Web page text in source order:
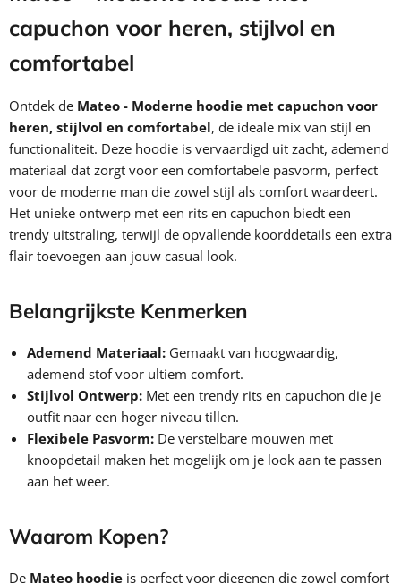
capuchon voor heren, stijlvol en
comfortabel
Ontdek de Mateo - Moderne hoodie met capuchon voor
heren, stijlvol en comfortabel, de ideale mix van stijl en
functionaliteit. Deze hoodie is vervaardigd uit zacht, ademend
materiaal dat zorgt voor een comfortabele pasvorm, perfect
voor de moderne man die zowel stijl als comfort waardeert.
Het unieke ontwerp met een rits en capuchon biedt een
trendy uitstraling, terwijl de opvallende koorddetails een extra
flair toevoegen aan jouw casual look.
Belangrijkste Kenmerken
Ademend Materiaal: Gemaakt van hoogwaardig,
ademend stof voor ultiem comfort.
Stijlvol Ontwerp: Met een trendy rits en capuchon die je
outfit naar een hoger niveau tillen.
Flexibele Pasvorm: De verstelbare mouwen met
knoopdetail maken het mogelijk om je look aan te passen
aan het weer.
Waarom Kopen?
De Mateo hoodie is perfect voor diegenen die zowel comfort